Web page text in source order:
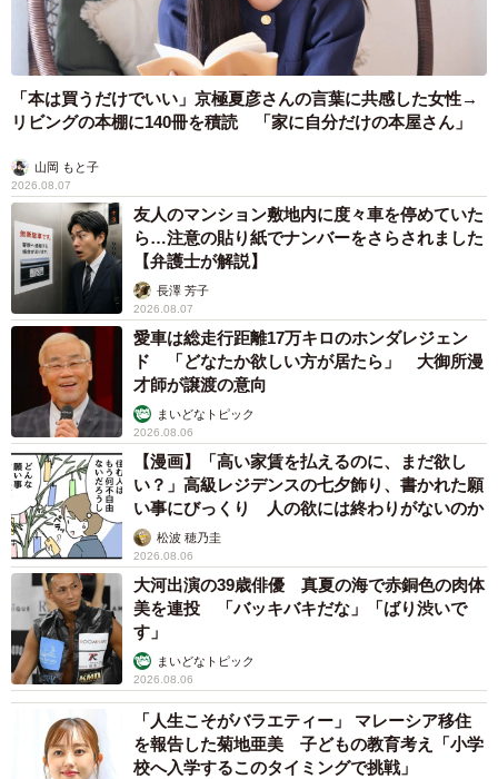
「本は買うだけでいい」京極夏彦さんの言葉に共感した女性→
リビングの本棚に140冊を積読 「家に自分だけの本屋さん」
山岡 もと子
2026.08.07
友人のマンション敷地内に度々車を停めていた
ら…注意の貼り紙でナンバーをさらされました
【弁護士が解説】
長澤 芳子
2026.08.07
愛車は総走行距離17万キロのホンダレジェン
ド 「どなたか欲しい方が居たら」 大御所漫
才師が譲渡の意向
まいどなトピック
2026.08.06
【漫画】「高い家賃を払えるのに、まだ欲し
い？」高級レジデンスの七夕飾り、書かれた願
い事にびっくり 人の欲には終わりがないのか
松波 穂乃圭
2026.08.06
大河出演の39歳俳優 真夏の海で赤銅色の肉体
美を連投 「バッキバキだな」「ばり渋いで
す」
まいどなトピック
2026.08.06
「人生こそがバラエティー」 マレーシア移住
を報告した菊地亜美 子どもの教育考え「小学
校へ入学するこのタイミングで挑戦」